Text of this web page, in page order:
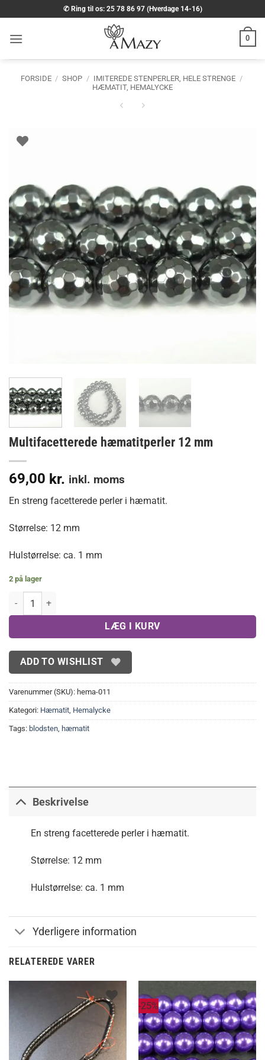
til
indhold
✆ Ring til os: 25 78 86 97 (Hverdage 14-16)
0
FORSIDE / SHOP / IMITEREDE STENPERLER, HELE STRENGE /
HÆMATIT, HEMALYCKE
Multifacetterede hæmatitperler 12 mm
69,00 kr. inkl. moms
En streng facetterede perler i hæmatit.
Størrelse: 12 mm
Hulstørrelse: ca. 1 mm
2 på lager
Multifacetterede hæmatitperler 12 mm antal
LÆG I KURV
ADD TO WISHLIST
Varenummer (SKU): hema-011
Kategori: Hæmatit, Hemalycke
Tags: blodsten, hæmatit
Beskrivelse
En streng facetterede perler i hæmatit.
Størrelse: 12 mm
Hulstørrelse: ca. 1 mm
Yderligere information
RELATEREDE VARER
-25%